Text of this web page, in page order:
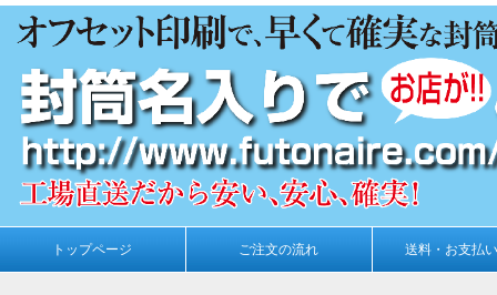
トップページ ご注文の流れ 送料・お支払